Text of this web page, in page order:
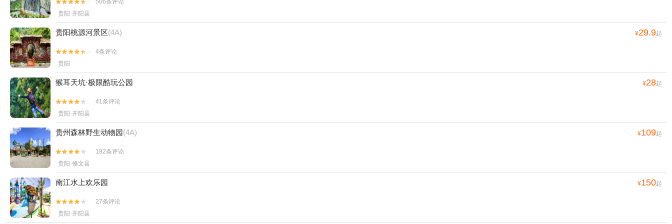


506条评论
贵阳·开阳县
贵阳桃源河景区(4A) ¥29.9起


4条评论
贵阳
猴耳天坑·极限酷玩公园 ¥28起


41条评论
贵阳·开阳县
贵州森林野生动物园(4A) ¥109起


192条评论
贵阳·修文县
南江水上欢乐园 ¥150起


27条评论
贵阳·开阳县